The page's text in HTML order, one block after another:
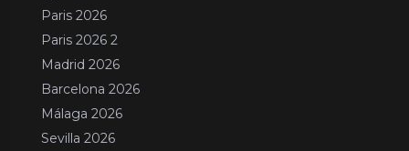
Paris 2026
Paris 2026 2
Madrid 2026
Barcelona 2026
Málaga 2026
Sevilla 2026